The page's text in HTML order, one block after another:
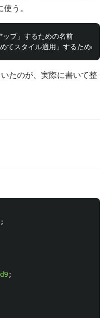
う。
プ」するための名前
たのが、実際に書いて整
;
;